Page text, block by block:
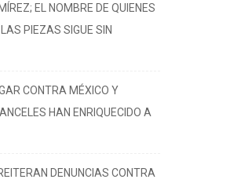
EL NOMBRE DE QUIENES
PIEZAS SIGUE SIN
CONTRA MÉXICO Y
HAN ENRIQUECIDO A
DENUNCIAS CONTRA